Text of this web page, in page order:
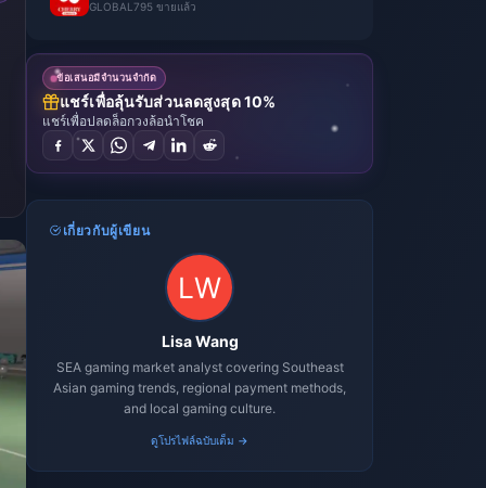
GLOBAL 795 ขายแล้ว
ข้อเสนอมีจำนวนจำกัด
แชร์เพื่อลุ้นรับส่วนลดสูงสุด 10%
แชร์เพื่อปลดล็อกวงล้อนำโชค
เกี่ยวกับผู้เขียน
Lisa Wang
SEA gaming market analyst covering Southeast
Asian gaming trends, regional payment methods,
and local gaming culture.
ดูโปรไฟล์ฉบับเต็ม →